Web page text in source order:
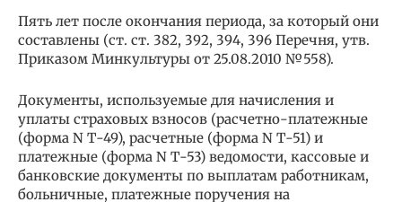
Пять лет после окончания периода, за который они
составлены (ст. ст. 382, 392, 394, 396 Перечня, утв.
Приказом Минкультуры от 25.08.2010 №558).
Документы, используемые для начисления и
уплаты страховых взносов (расчетно-платежные
(форма N Т-49), расчетные (форма N Т-51) и
платежные (форма N Т-53) ведомости, кассовые и
банковские документы по выплатам работникам,
больничные, платежные поручения на